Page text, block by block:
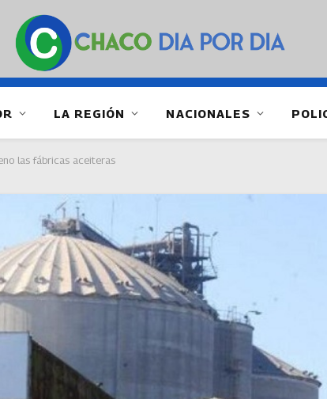
LA REGIÓN NACIONALES
las fábricas aceiteras